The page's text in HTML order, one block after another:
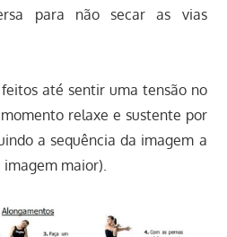
para não secar as vias
até sentir uma tensão no
relaxe e sustente por
a sequência da imagem a
maior).